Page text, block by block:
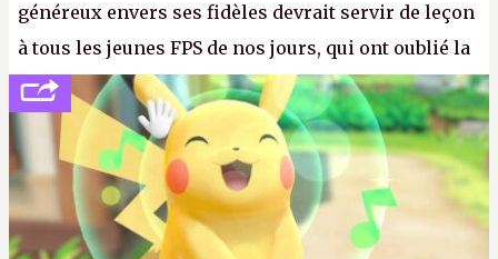
généreux envers ses fidèles devrait servir de leçon
à tous les jeunes FPS de nos jours, qui ont oublié la
politesse et le respect envers leurs joueurs et les
anciens. Il leur faudrait une bonne guerre des
consoles à ces petits cons !